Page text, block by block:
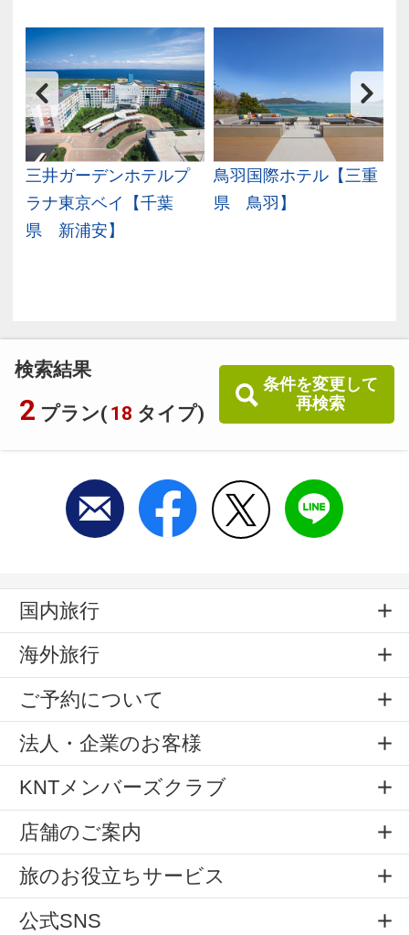
検索結果
2 プラン( 18 タイプ)
条件を変更して
再検索
三井ガーデンホテルプ
ラナ東京ベイ【千葉
県 新浦安】
鳥羽国際ホテル【三重
県 鳥羽】
国内旅行
海外旅行
ご予約について
法人・企業のお客様
KNTメンバーズクラブ
店舗のご案内
旅のお役立ちサービス
公式SNS